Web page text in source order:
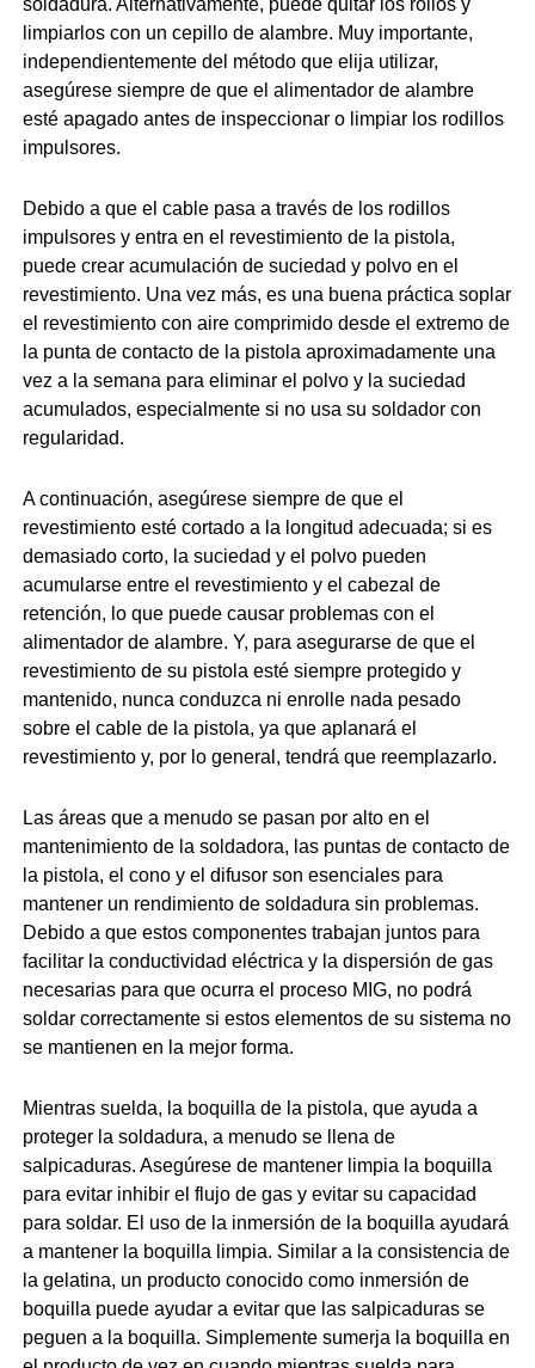
soldadura. Alternativamente, puede quitar los rollos y
limpiarlos con un cepillo de alambre. Muy importante,
independientemente del método que elija utilizar,
asegúrese siempre de que el alimentador de alambre
esté apagado antes de inspeccionar o limpiar los rodillos
impulsores.
Debido a que el cable pasa a través de los rodillos
impulsores y entra en el revestimiento de la pistola,
puede crear acumulación de suciedad y polvo en el
revestimiento. Una vez más, es una buena práctica soplar
el revestimiento con aire comprimido desde el extremo de
la punta de contacto de la pistola aproximadamente una
vez a la semana para eliminar el polvo y la suciedad
acumulados, especialmente si no usa su soldador con
regularidad.
A continuación, asegúrese siempre de que el
revestimiento esté cortado a la longitud adecuada; si es
demasiado corto, la suciedad y el polvo pueden
acumularse entre el revestimiento y el cabezal de
retención, lo que puede causar problemas con el
alimentador de alambre. Y, para asegurarse de que el
revestimiento de su pistola esté siempre protegido y
mantenido, nunca conduzca ni enrolle nada pesado
sobre el cable de la pistola, ya que aplanará el
revestimiento y, por lo general, tendrá que reemplazarlo.
Las áreas que a menudo se pasan por alto en el
mantenimiento de la soldadora, las puntas de contacto de
la pistola, el cono y el difusor son esenciales para
mantener un rendimiento de soldadura sin problemas.
Debido a que estos componentes trabajan juntos para
facilitar la conductividad eléctrica y la dispersión de gas
necesarias para que ocurra el proceso MIG, no podrá
soldar correctamente si estos elementos de su sistema no
se mantienen en la mejor forma.
Mientras suelda, la boquilla de la pistola, que ayuda a
proteger la soldadura, a menudo se llena de
salpicaduras. Asegúrese de mantener limpia la boquilla
para evitar inhibir el flujo de gas y evitar su capacidad
para soldar. El uso de la inmersión de la boquilla ayudará
a mantener la boquilla limpia. Similar a la consistencia de
la gelatina, un producto conocido como inmersión de
boquilla puede ayudar a evitar que las salpicaduras se
peguen a la boquilla. Simplemente sumerja la boquilla en